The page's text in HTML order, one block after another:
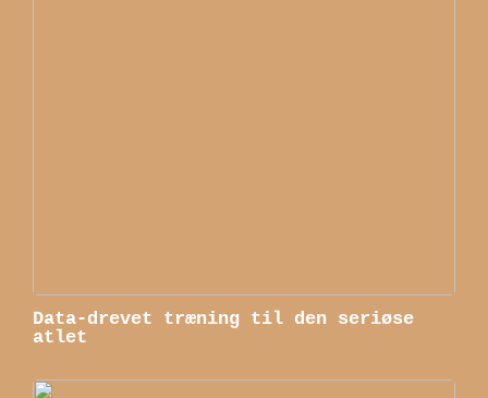
Data-drevet træning til den seriøse
atlet